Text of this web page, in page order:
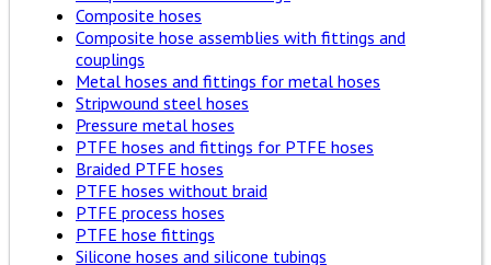
Composite hoses
Composite hose assemblies with fittings and
couplings
Metal hoses and fittings for metal hoses
Stripwound steel hoses
Pressure metal hoses
PTFE hoses and fittings for PTFE hoses
Braided PTFE hoses
PTFE hoses without braid
PTFE process hoses
PTFE hose fittings
Silicone hoses and silicone tubings